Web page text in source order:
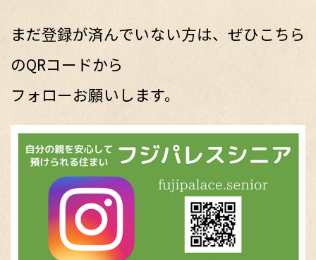
まだ登録が済んでいない方は、ぜひこちら
のQRコードから
フォローお願いします。